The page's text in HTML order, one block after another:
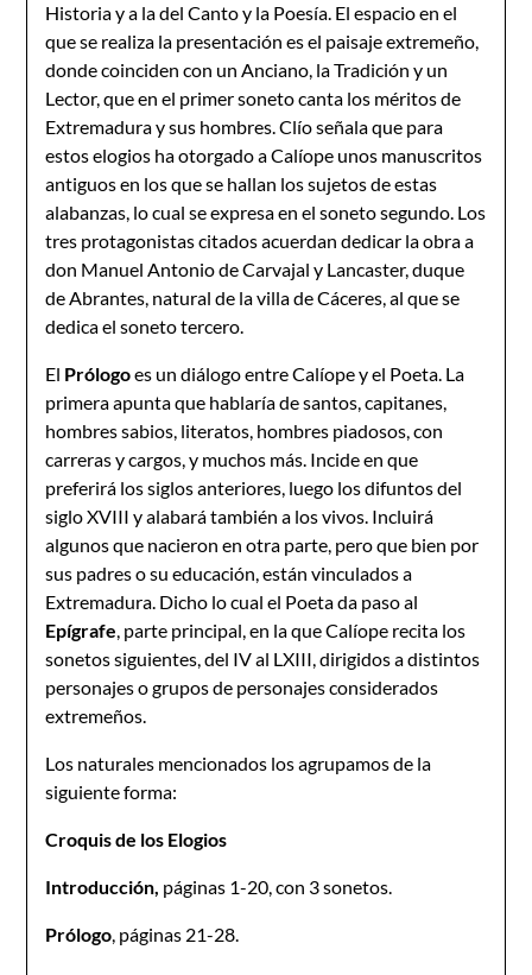
Historia y a la del Canto y la Poesía. El espacio en el
que se realiza la presentación es el paisaje extremeño,
donde coinciden con un Anciano, la Tradición y un
Lector, que en el primer soneto canta los méritos de
Extremadura y sus hombres. Clío señala que para
estos elogios ha otorgado a Calíope unos manuscritos
antiguos en los que se hallan los sujetos de estas
alabanzas, lo cual se expresa en el soneto segundo. Los
tres protagonistas citados acuerdan dedicar la obra a
don Manuel Antonio de Carvajal y Lancaster, duque
de Abrantes, natural de la villa de Cáceres, al que se
dedica el soneto tercero.
El Prólogoes un diálogo entre Calíope y el Poeta. La
primera apunta que hablaría de santos, capitanes,
hombres sabios, literatos, hombres piadosos, con
carreras y cargos, y muchos más. Incide en que
preferirá los siglos anteriores, luego los difuntos del
siglo XVIII y alabará también a los vivos. Incluirá
algunos que nacieron en otra parte, pero que bien por
sus padres o su educación, están vinculados a
Extremadura. Dicho lo cual el Poeta da paso al
Epígrafe, parte principal, en la que Calíope recita los
sonetos siguientes, del IV al LXIII, dirigidos a distintos
personajes o grupos de personajes considerados
extremeños.
Los naturales mencionados los agrupamos de la
siguiente forma:
Croquis de los Elogios
Introducción, páginas 1-20, con 3 sonetos.
Prólogo, páginas 21-28.